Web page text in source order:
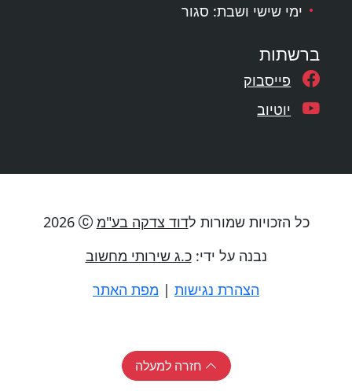
ימי שישי ושבת: סגור
ברשתות
פייסבוק
יוטיוב
כל הזכויות שמורות לדוד צדקה בע"מ
2026
נבנה על ידי:כ.ג שירותי מחשוב
הצהרת נגישות | מפת האתר
חזרה למעלה